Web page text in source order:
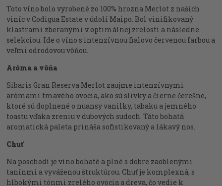
Toto víno bolo vyrobené zo 100% hrozna Merlot z našich
viníc v Codigua Estate v údolí Maipo. Bol vinifikovaný
klastrami zberanými v optimálnej zrelosti a následne
selekciou. Ide o víno s intenzívnou fialovo červenou farbou a
veľmi odrodovou vôňou.
Aróma a vôňa
Sibaris Gran Reserva Merlot zaujme intenzívnymi
arómami tmavého ovocia, ako sú slivky a čierne čerešne,
ktoré sú doplnené o nuansy vanilky, tabaku a jemného
toastu vďaka zreniu v dubových sudoch. Táto bohatá
aromatická paleta prináša sofistikovaný a lákavý nos.
Chuť
Na poschodí je víno bohaté a plné s dobre zaoblenými
tanínmi a vyváženou štruktúrou. Chuť je komplexná, s
hlbokými tónmi zrelého ovocia a dreva, čo vedie k